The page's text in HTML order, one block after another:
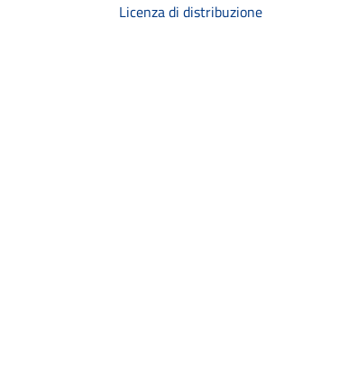
Licenza di distribuzione